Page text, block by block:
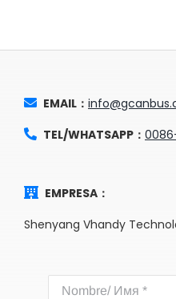
EMAIL：
TEL/WHATSAPP：
EMPRESA：
Shenyang Vhandy